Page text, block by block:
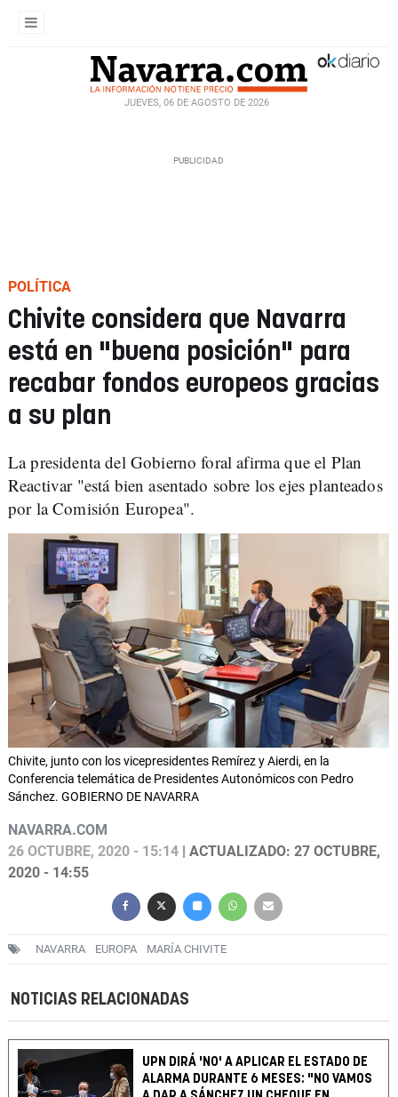
JUEVES, 06 DE AGOSTO DE 2026
POLÍTICA
Chivite considera que Navarra
está en "buena posición" para
recabar fondos europeos gracias
a su plan
La presidenta del Gobierno foral afirma que el Plan
Reactivar "está bien asentado sobre los ejes planteados
por la Comisión Europea".
Chivite, junto con los vicepresidentes Remírez y Aierdi, en la
Conferencia telemática de Presidentes Autonómicos con Pedro
Sánchez. GOBIERNO DE NAVARRA
NAVARRA.COM
26 OCTUBRE, 2020 - 15:14 | ACTUALIZADO: 27 OCTUBRE,
2020 - 14:55
NAVARRA EUROPA MARÍA CHIVITE
NOTICIAS RELACIONADAS
UPN DIRÁ 'NO' A APLICAR EL ESTADO DE
ALARMA DURANTE 6 MESES: "NO VAMOS